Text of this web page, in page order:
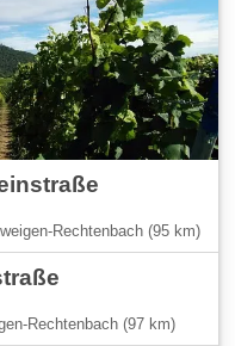
Rechtenbach (95 km)
Rechtenbach (97 km)